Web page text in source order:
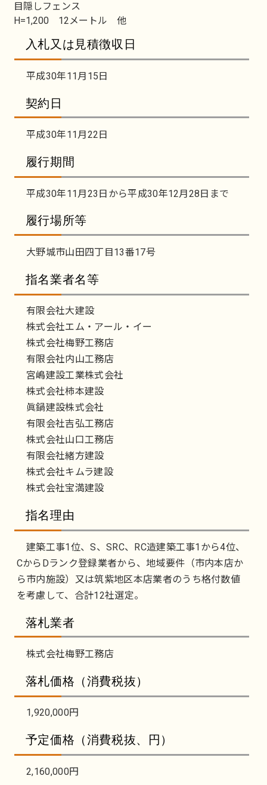
目隠しフェンス
H=1,200 12メートル 他
入札又は見積徴収日
平成30年11月15日
契約日
平成30年11月22日
履行期間
平成30年11月23日から平成30年12月28日まで
履行場所等
大野城市山田四丁目13番17号
指名業者名等
有限会社大建設
株式会社エム・アール・イー
株式会社梅野工務店
有限会社内山工務店
宮嶋建設工業株式会社
株式会社柿本建設
眞鍋建設株式会社
有限会社吉弘工務店
株式会社山口工務店
有限会社緒方建設
株式会社キムラ建設
株式会社宝満建設
指名理由
建築工事1位、S、SRC、RC造建築工事1から4位、
CからDランク登録業者から、地域要件（市内本店か
ら市内施設）又は筑紫地区本店業者のうち格付数値
を考慮して、合計12社選定。
落札業者
株式会社梅野工務店
落札価格（消費税抜）
1,920,000円
予定価格（消費税抜、円）
2,160,000円